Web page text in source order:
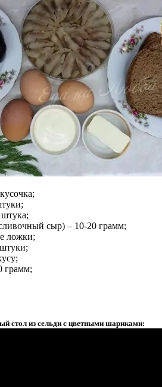
штука;
сыр) – 10-20 грамм;
ложки;
грамм;
стол из сельди с цветными шариками: